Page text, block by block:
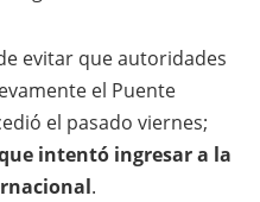
evitar que autoridades
el Puente
el pasado viernes;
intentó ingresar a la
.